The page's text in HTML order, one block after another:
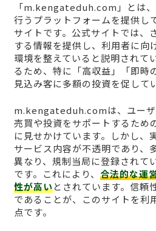
「m.kengateduh.com」とは
行うプラットフォームを提供し
サイトです。公式サイトでは、
する情報を提供し、利用者に向
環境を整えていると説明されて
るため、特に「高収益」「即時
見込み客に多額の投資を促して
m.kengateduh.comは、ユーザ
売買や投資をサポートするため
に見せかけています。しかし、
サービス内容が不透明であり、
異なり、規制当局に登録されて
です。これにより、 合法的な運
性が高いとされています。信頼
であることが、このサイトを利
点です。